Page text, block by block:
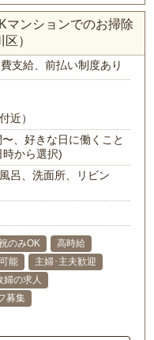
マンションでのお掃除
）
費支給、前払い制度あり
近）
、好きな日に働くこと
から選択)
呂、洗面所、リビン
のみOK
高時給
能
主婦･主夫歓迎
婦の求人
募集